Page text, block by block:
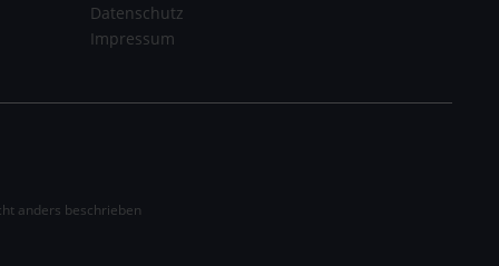
Datenschutz
Impressum
anders beschrieben